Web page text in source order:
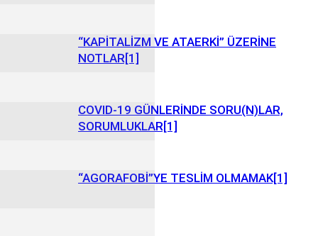
“KAPİTALİZM VE ATAERKİ” ÜZERİNE
NOTLAR[1]
COVID-19 GÜNLERİNDE SORU(N)LAR,
SORUMLUKLAR[1]
“AGORAFOBİ”YE TESLİM OLMAMAK[1]